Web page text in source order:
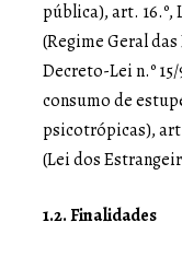
pública), art. 16.º,
(Regime Geral
Decreto-Lei n.º
consumo de
psicotrópicas), art.
(Lei dos
1.2. Finalidades